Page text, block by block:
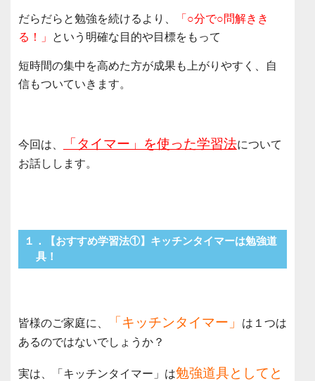
だらだらと勉強を続けるより、
「○分で○問解きき
る！」
という明確な目的や目標をもって
短時間の集中を高めた方が成果も上がりやすく、自
信もついていきます。
今回は、 「タイマー」を使った学習法について
お話しします。
１．【おすすめ学習法①】キッチンタイマーは勉強道
具！
皆様のご家庭に、 「キッチンタイマー」
は１つは
あるのではないでしょうか？
実は、「キッチンタイマー」は勉強道具としてと